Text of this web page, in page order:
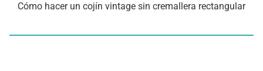
Cómo hacer un cojín vintage sin cremallera rectangular